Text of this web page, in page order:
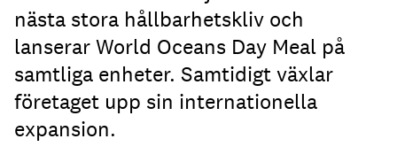
nästa stora hållbarhetskliv och
lanserar World Oceans Day Meal på
samtliga enheter. Samtidigt växlar
företaget upp sin internationella
expansion.